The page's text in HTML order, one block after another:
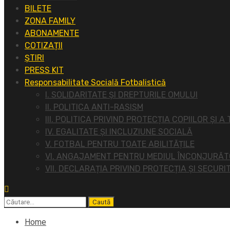
BILETE
ZONA FAMILY
ABONAMENTE
COTIZAȚII
ȘTIRI
PRESS KIT
Responsabilitate Socială Fotbalistică
I. SOLIDARITATE ȘI DREPTURILE OMULUI
II. POLITICA ANTI-RASISM
III. POLITICA PRIVIND PROTECȚIA COPIILOR ȘI A
IV. EGALITATE ȘI INCLUZIUNE SOCIALĂ
V. FOTBAL PENTRU TOATE ABILITĂȚILE
VI. ANGAJAMENT PENTRU MEDIUL
VII. DECLARAȚIA PRIVIND PROTECȚIA ȘI
Caută
Home